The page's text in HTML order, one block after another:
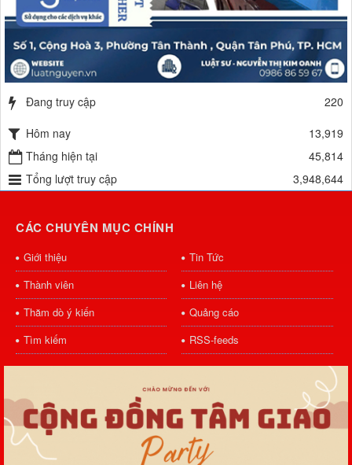
Đang truy cập
220
Hôm nay
13,919
Tháng hiện tại
45,814
Tổng lượt truy cập
3,948,644
CÁC CHUYÊN MỤC CHÍNH
Giới thiệu
Tin Tức
Thành viên
Liên hệ
Thăm dò ý kiến
Quảng cáo
Tìm kiếm
RSS-feeds